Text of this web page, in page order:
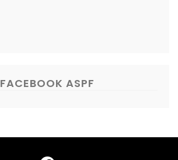
FACEBOOK ASPF